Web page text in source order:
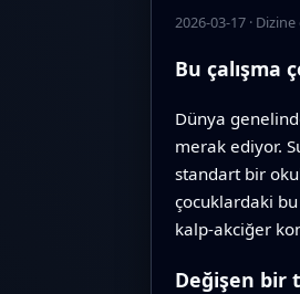
2026-03-17·
Bu çalışma
Dünya
merak ediyor.
standart bir
çocuklardaki
kalp-akciğer
Değişen bir